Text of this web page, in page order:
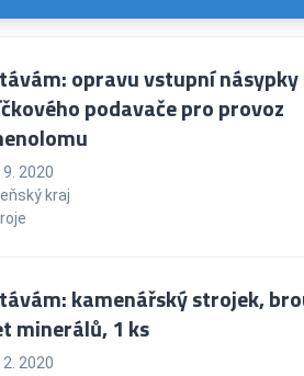
opravu vstupní násypky
podavače pro provoz
9. 2020
kraj
kamenářský strojek,
minerálů, 1 ks
2. 2020